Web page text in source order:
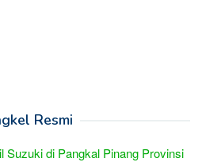
Resmi
Suzuki di Pangkal Pinang Provinsi